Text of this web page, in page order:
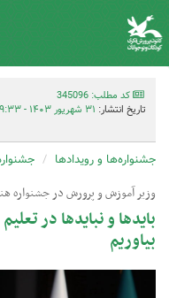
کد مطلب: 345096
تاریخ انتشار: ۳۱ شهریور ۱۴۰۳ - ۰۹:۳۳
جشنواره‌ها و رویدادها
وزیر آموزش و پرورش در جشنواره
بایدها و نبایدها در
بیاوریم